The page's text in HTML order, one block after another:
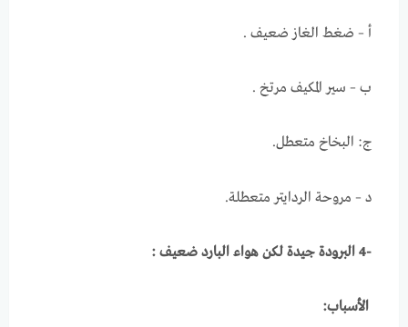
أ – ضغط الغاز ضعيف .
ب – سير المكيف مرتخ .
ج: البخاخ متعطل.
د – مروحة الردايتر متعطلة.
-4 البرودة جيدة لكن هواء البارد ضعيف :
الأسباب: